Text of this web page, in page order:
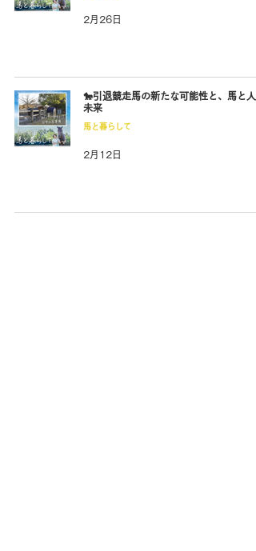
2月26日
🐎引退競走馬の新たな可能性と、馬と人
未来
馬と暮らして
2月12日